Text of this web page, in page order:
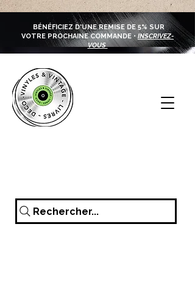
BÉNÉFICIEZ D'UNE REMISE DE 5% SUR
VOTRE PROCHAINE COMMANDE • INSCRIVEZ-
VOUS
Rechercher...